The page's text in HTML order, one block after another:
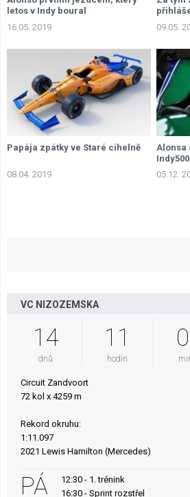
letos v Indy boural
16.05. 2019
09.05.
Papája zpátky ve Staré cihelně
08.04. 2019
Alonsa
05.12.
VC NIZOZEMSKA
14
dnů
11
hodin
Circuit Zandvoort
72 kol x 4259 m
Rekord okruhu:
1:11.097
2021 Lewis Hamilton (Mercedes)
PÁ
12:30 - 1. trénink
16:30 - Sprint rozstřel